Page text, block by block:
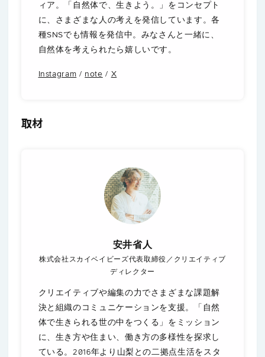
ィア。「自然体で、生きよう。」をコンセプト
に、さまざまな人の考えを発信しています。各
種SNSでも情報を発信中。みなさんと一緒に、
自然体を考えられたら嬉しいです。
Instagram / note / X
取材
安井省人
株式会社スカイベイビーズ代表取締役／クリエイティブ
ディレクター
クリエイティブや編集の力でさまざまな課題解
決と組織のコミュニケーションを支援。「自然
体で生きられる世の中をつくる」をミッション
に、生き方や住まい、働き方の多様性を探求し
ている。2016年より山梨との二拠点生活をスタ